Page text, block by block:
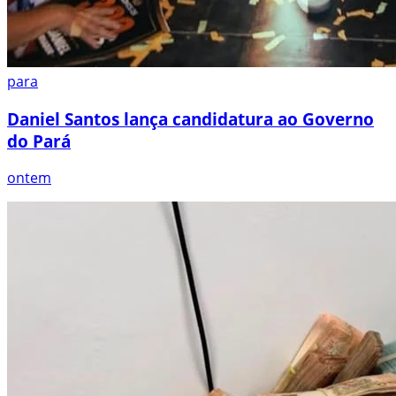
para
Daniel Santos lança candidatura ao Governo
do Pará
ontem